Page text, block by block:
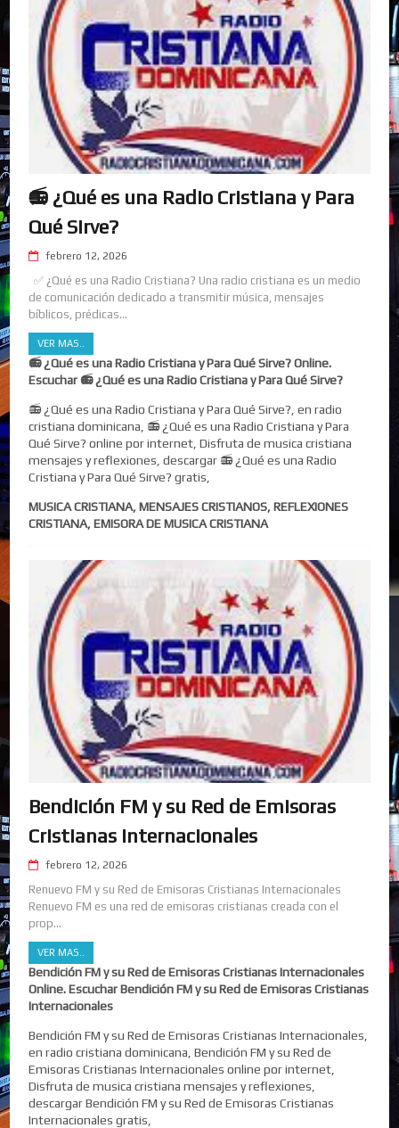
📻 ¿Qué es una Radio Cristiana y Para
Qué Sirve?
febrero 12, 2026
✅ ¿Qué es una Radio Cristiana? Una radio cristiana es un medio
de comunicación dedicado a transmitir música, mensajes
bíblicos, prédicas...
VER MAS..
📻 ¿Qué es una Radio Cristiana y Para Qué Sirve? Online.
Escuchar 📻 ¿Qué es una Radio Cristiana y Para Qué Sirve?
📻 ¿Qué es una Radio Cristiana y Para Qué Sirve?, en radio
cristiana dominicana, 📻 ¿Qué es una Radio Cristiana y Para
Qué Sirve? online por internet, Disfruta de musica cristiana
mensajes y reflexiones, descargar 📻 ¿Qué es una Radio
Cristiana y Para Qué Sirve? gratis,
MUSICA CRISTIANA, MENSAJES CRISTIANOS, REFLEXIONES
CRISTIANA, EMISORA DE MUSICA CRISTIANA
Bendición FM y su Red de Emisoras
Cristianas Internacionales
febrero 12, 2026
Renuevo FM y su Red de Emisoras Cristianas Internacionales
Renuevo FM es una red de emisoras cristianas creada con el
prop...
VER MAS..
Bendición FM y su Red de Emisoras Cristianas Internacionales
Online. Escuchar Bendición FM y su Red de Emisoras Cristianas
Internacionales
Bendición FM y su Red de Emisoras Cristianas Internacionales,
en radio cristiana dominicana, Bendición FM y su Red de
Emisoras Cristianas Internacionales online por internet,
Disfruta de musica cristiana mensajes y reflexiones,
descargar Bendición FM y su Red de Emisoras Cristianas
Internacionales gratis,